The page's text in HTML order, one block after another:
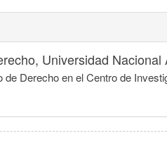
Universidad
Derecho en el Centro de